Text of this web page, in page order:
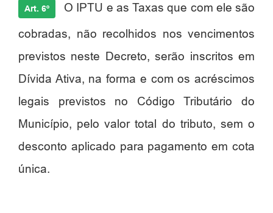
Art. 6º O IPTU e as Taxas que com ele são
cobradas, não recolhidos nos vencimentos
previstos neste Decreto, serão inscritos em
Dívida Ativa, na forma e com os acréscimos
legais previstos no Código Tributário do
Município, pelo valor total do tributo, sem o
desconto aplicado para pagamento em cota
única.